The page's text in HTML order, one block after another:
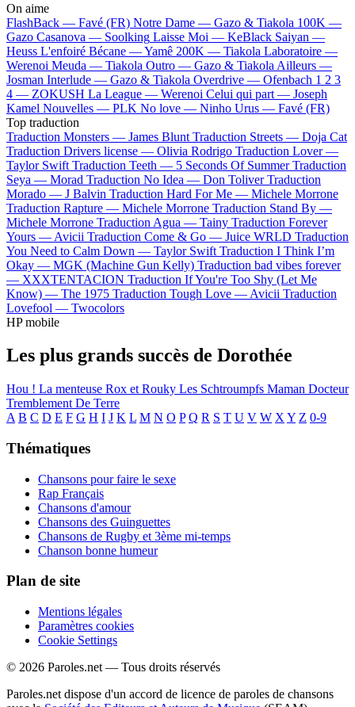
On aime
FlashBack — Favé (FR) Notre Dame — Gazo & Tiakola 100K —
Gazo Casanova — Soolking Laisse Moi — KeBlack Saiyan —
Heuss L'enfoiré Bécane —Yamê 200K — Tiakola Laboratoire —
Werenoi Meuda — Tiakola Outro — Gazo & Tiakola Ailleurs —
Josman Interlude — Gazo & Tiakola Overdrive — Ofenbach 1 2 3
4 — ZOKUSH La League — Werenoi Celui qui part — Joseph
Kamel Nouvelles — PLK No love — Ninho Urus — Favé (FR)
Top traduction
Traduction Monsters — James Blunt Traduction Streets — Doja Cat
Traduction Drivers license — Olivia Rodrigo Traduction Lover —
Taylor Swift Traduction Teeth — 5 Seconds Of Summer Traduction
Seya — Morad Traduction No Idea — Don Toliver Traduction
Morado — J Balvin Traduction Hard For Me — Michele Morrone
Traduction Rapture — Michele Morrone Traduction Stand By —
Michele Morrone Traduction Agua — Tainy Traduction Forever
Yours — Avicii Traduction Come & Go — Juice WRLD Traduction
You Need to Calm Down — Taylor Swift Traduction I Think I’m
Okay — MGK (Machine Gun Kelly) Traduction bad vibes forever
— XXXTENTACION Traduction If You're Too Shy (Let Me
Know) — The 1975 Traduction Tough Love — Avicii Traduction
Lovefool — Twocolors
HP mobile
Les plus grands succès de Dorothée
Hou ! La menteuse Rox et Rouky Les Schtroumpfs Maman Docteur
Tremblement De Terre
A B C D E F G H I J K L M N O P Q R S T U V W X Y Z 0-9
Thématiques
Chansons pour faire le sexe
Rap Français
Chansons d'amour
Chansons des Guinguettes
Chansons de Rugby et 3ème mi-temps
Chanson bonne humeur
Plan de site
Mentions légales
Paramètres cookies
Cookie Settings
© 2026 Paroles.net — Tous droits réservés
Paroles.net dispose d'un accord de licence de paroles de chansons